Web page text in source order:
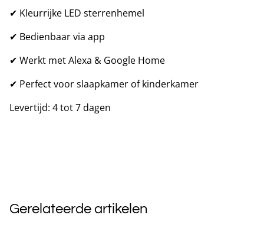
✔ Kleurrijke LED sterrenhemel
✔ Bedienbaar via app
✔ Werkt met Alexa & Google Home
✔ Perfect voor slaapkamer of kinderkamer
Levertijd: 4 tot 7 dagen
Gerelateerde artikelen